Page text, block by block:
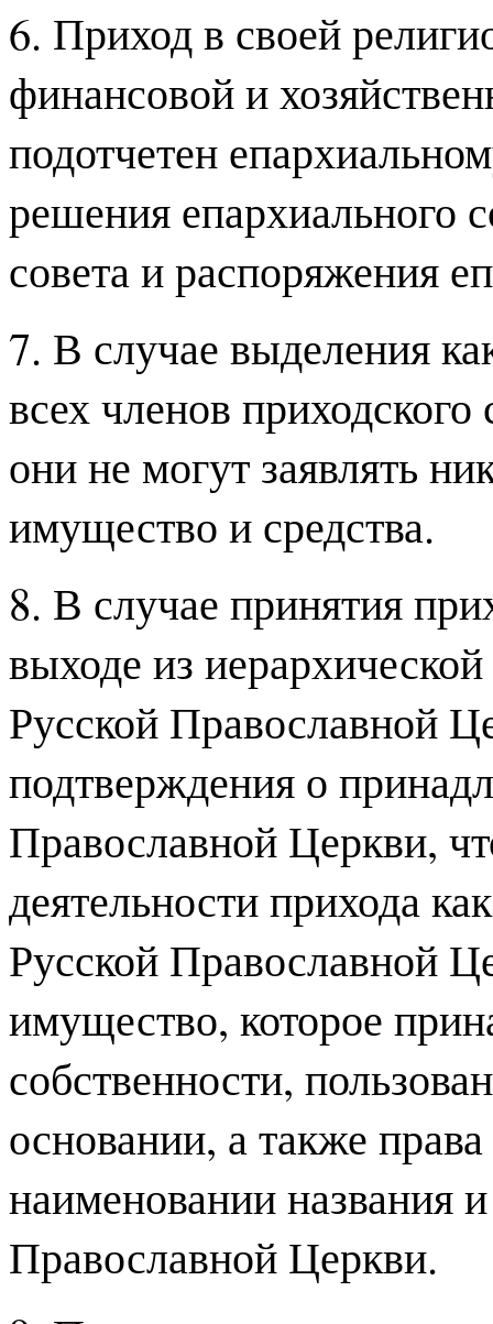
6. Приход в своей
финансовой и
подотчетен
решения епархиального
совета и распоряжения
7. В случае выделения
всех членов
они не могут заявлять
имущество и средства.
8. В случае принятия
выходе из
Русской Православной
подтверждения о
Православной Церкви,
деятельности прихода
Русской Православной
имущество, которое
собственности,
основании, а также
наименовании названия
Православной Церкви.